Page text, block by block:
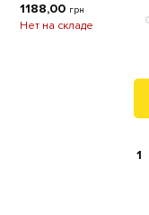
1188,00 грн
Нет на складе
1